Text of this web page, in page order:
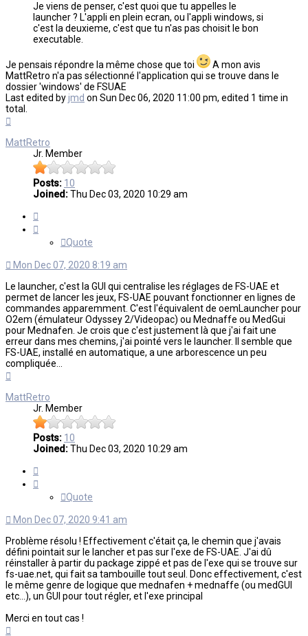
Je viens de penser, c'est quoi que tu appelles le
launcher ? L'appli en plein ecran, ou l'appli windows, si
c'est la deuxieme, c'est que tu n'as pas choisit le bon
executable.
Je pensais répondre la même chose que toi
A mon avis
MattRetro n'a pas sélectionné l'application qui se trouve dans le
dossier 'windows' de FSUAE
Last edited byjmd on Sun Dec 06, 2020 11:00 pm, edited 1 time in
total.
MattRetro
Jr. Member
Posts: 10
Joined:Thu Dec 03, 2020 10:29 am
Quote
Mon Dec 07, 2020 8:19 am
Le launcher, c'est la GUI qui centralise les réglages de FS-UAE et
permet de lancer les jeux, FS-UAE pouvant fonctionner en lignes de
commandes apparemment. C'est l'équivalent de oemLauncher pour
O2em (émulateur Odyssey 2/Videopac) ou Mednaffe ou MedGui
pour Mednafen. Je crois que c'est justement là que j'ai fait une
erreur dans mes chemins, j'ai pointé vers le launcher. Il semble que
FS-UAE, installé en automatique, a une arborescence un peu
compliquée...
MattRetro
Jr. Member
Posts: 10
Joined:Thu Dec 03, 2020 10:29 am
Quote
Mon Dec 07, 2020 9:41 am
Problème résolu ! Effectivement c'était ça, le chemin que j'avais
défini pointait sur le lancher et pas sur l'exe de FS-UAE. J'ai dû
réinstaller à partir du package zippé et pas de l'exe qui se trouve sur
fs-uae.net, qui fait sa tambouille tout seul. Donc effectivement, c'est
le même genre de logique que mednafen + mednaffe (ou medGUI
etc...), un GUI pour tout régler, et l'exe principal
Merci en tout cas !